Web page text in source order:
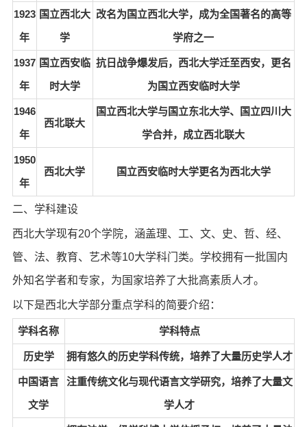
1923
年
国立西北大
学
改名为国立西北大学，成为全国著名的高等
学府之一
1937
年
国立西安临
时大学
抗日战争爆发后，西北大学迁至西安，更名
为国立西安临时大学
1946
年
西北联大
国立西北大学与国立东北大学、国立四川大
学合并，成立西北联大
1950
年
西北大学 国立西安临时大学更名为西北大学
二、学科建设
西北大学现有20个学院，涵盖理、工、文、史、哲、经、
管、法、教育、艺术等10大学科门类。学校拥有一批国内
外知名学者和专家，为国家培养了大批高素质人才。
以下是西北大学部分重点学科的简要介绍：
学科名称 学科特点
历史学 拥有悠久的历史学科传统，培养了大量历史学人才
中国语言
文学
注重传统文化与现代语言文学研究，培养了大量文
学人才